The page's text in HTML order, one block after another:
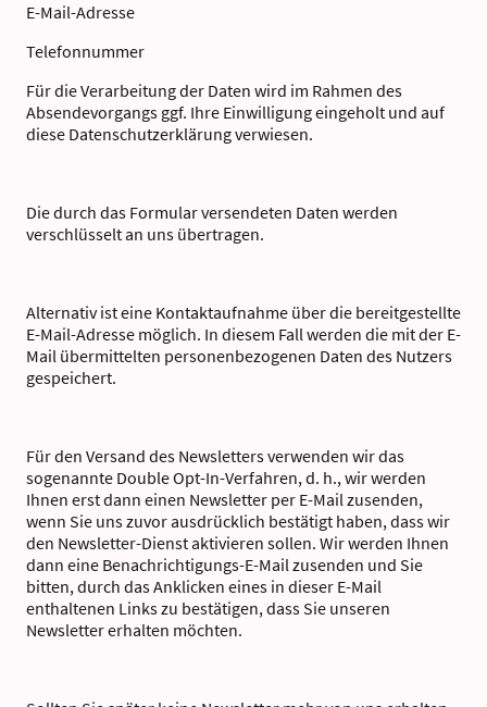
E-Mail-Adresse
Telefonnummer
Für die Verarbeitung der Daten wird im Rahmen des
Absendevorgangs ggf. Ihre Einwilligung eingeholt und auf
diese Datenschutzerklärung verwiesen.
Die durch das Formular versendeten Daten werden
verschlüsselt an uns übertragen.
Alternativ ist eine Kontaktaufnahme über die bereitgestellte
E-Mail-Adresse möglich. In diesem Fall werden die mit der E-
Mail übermittelten personenbezogenen Daten des Nutzers
gespeichert.
Für den Versand des Newsletters verwenden wir das
sogenannte Double Opt-In-Verfahren, d. h., wir werden
Ihnen erst dann einen Newsletter per E-Mail zusenden,
wenn Sie uns zuvor ausdrücklich bestätigt haben, dass wir
den Newsletter-Dienst aktivieren sollen. Wir werden Ihnen
dann eine Benachrichtigungs-E-Mail zusenden und Sie
bitten, durch das Anklicken eines in dieser E-Mail
enthaltenen Links zu bestätigen, dass Sie unseren
Newsletter erhalten möchten.